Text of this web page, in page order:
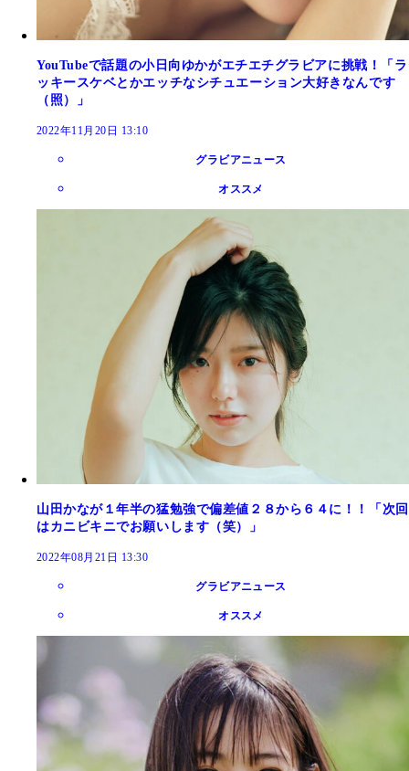
YouTubeで話題の小日向ゆかがエチエチグラビアに挑戦！「ラ
ッキースケベとかエッチなシチュエーション大好きなんです
（照）」
2022年11月20日 13:10
グラビアニュース
オススメ
山田かなが１年半の猛勉強で偏差値２８から６４に！！「次回
はカニビキニでお願いします（笑）」
2022年08月21日 13:30
グラビアニュース
オススメ